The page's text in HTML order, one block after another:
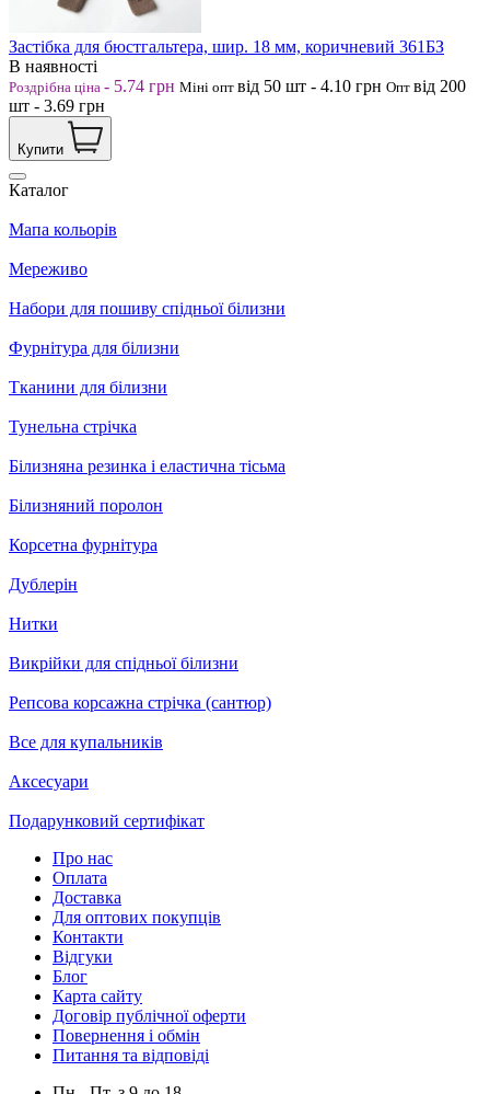
Застібка для бюстгальтера, шир. 18 мм, коричневий 361БЗ
В наявності
Роздрібна ціна - 5.74 грн Міні опт від 50 шт - 4.10 грн Опт від 200
шт - 3.69 грн
Купити
Каталог
Мапа кольорів
Мереживо
Набори для пошиву спідньої білизни
Фурнітура для білизни
Тканини для білизни
Тунельна стрічка
Білизняна резинка і еластична тісьма
Білизняний поролон
Корсетна фурнітура
Дублерін
Нитки
Викрійки для спідньої білизни
Репсова корсажна стрічка (сантюр)
Все для купальників
Аксесуари
Подарунковий сертифікат
Про нас
Оплата
Доставка
Для оптових покупців
Контакти
Відгуки
Блог
Карта сайту
Договір публічної оферти
Повернення і обмін
Питання та відповіді